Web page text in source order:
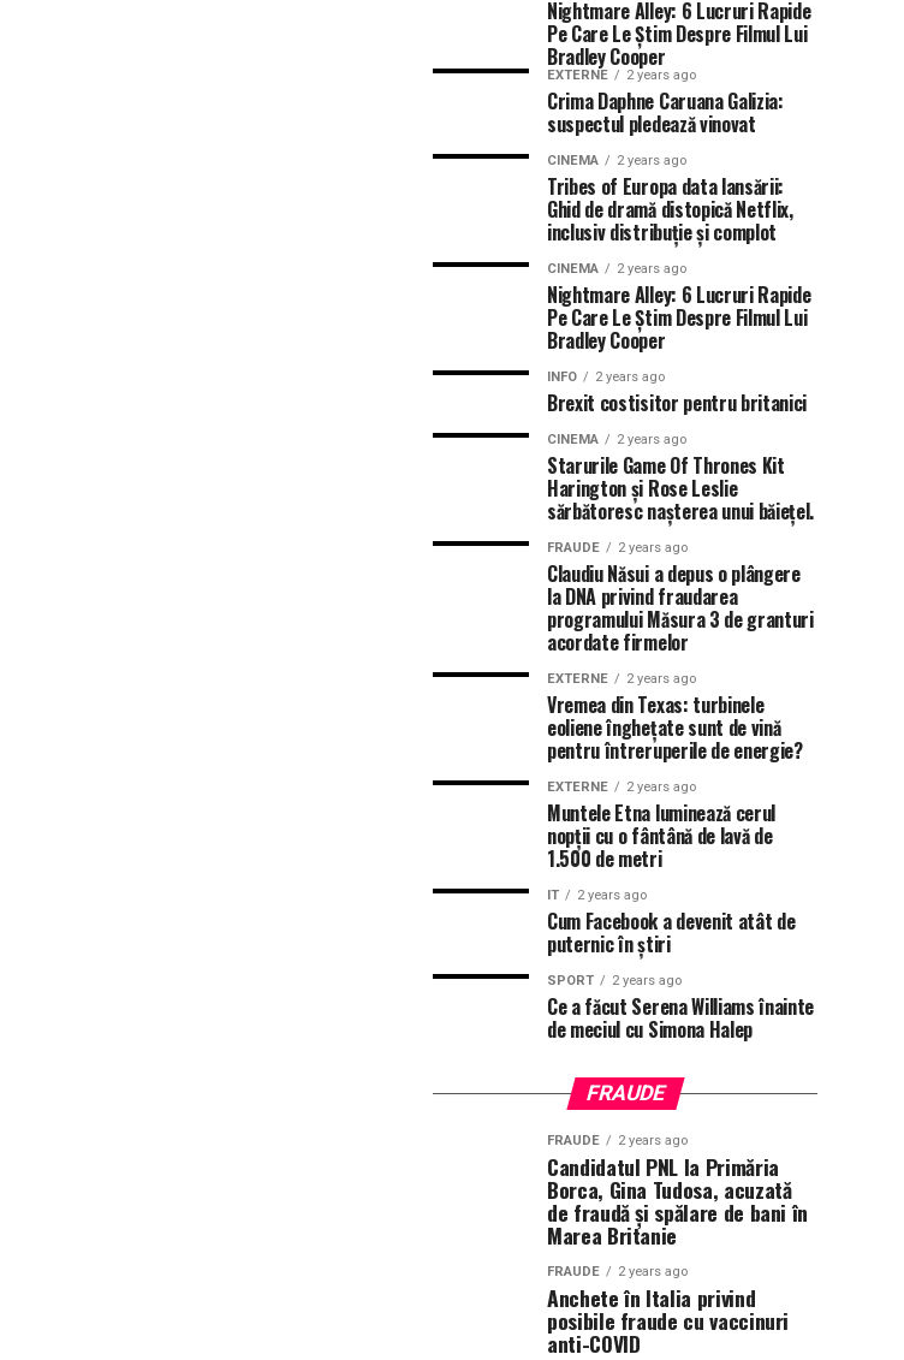
Nightmare Alley: 6 Lucruri Rapide
Pe Care Le Știm Despre Filmul Lui
Bradley Cooper
EXTERNE 2 years ago
Crima Daphne Caruana Galizia:
suspectul pledează vinovat
CINEMA 2 years ago
Tribes of Europa data lansării:
Ghid de dramă distopică Netflix,
inclusiv distribuție și complot
CINEMA 2 years ago
Nightmare Alley: 6 Lucruri Rapide
Pe Care Le Știm Despre Filmul Lui
Bradley Cooper
INFO 2 years ago
Brexit costisitor pentru britanici
CINEMA 2 years ago
Starurile Game Of Thrones Kit
Harington și Rose Leslie
sărbătoresc nașterea unui băiețel.
FRAUDE 2 years ago
Claudiu Năsui a depus o plângere
la DNA privind fraudarea
programului Măsura 3 de granturi
acordate firmelor
EXTERNE 2 years ago
Vremea din Texas: turbinele
eoliene înghețate sunt de vină
pentru întreruperile de energie?
EXTERNE 2 years ago
Muntele Etna luminează cerul
nopții cu o fântână de lavă de
1.500 de metri
IT 2 years ago
Cum Facebook a devenit atât de
puternic în știri
SPORT 2 years ago
Ce a făcut Serena Williams înainte
de meciul cu Simona Halep
FRAUDE
FRAUDE 2 years ago
Candidatul PNL la Primăria
Borca, Gina Tudosa, acuzată
de fraudă și spălare de bani în
Marea Britanie
FRAUDE 2 years ago
Anchete în Italia privind
posibile fraude cu vaccinuri
anti-COVID